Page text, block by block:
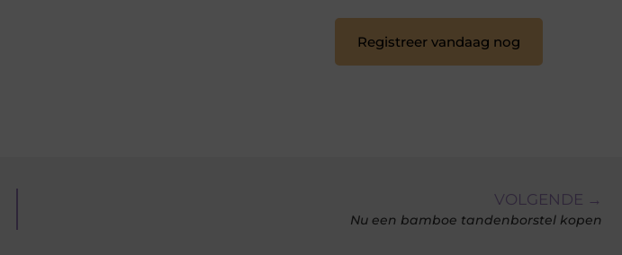
Registreer vandaag nog
VOLGENDE →
Nu een bamboe tandenborstel kopen